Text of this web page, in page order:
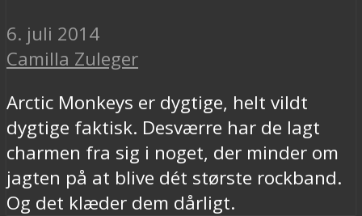
6. juli 2014
Camilla Zuleger
Arctic Monkeys er dygtige, helt vildt
dygtige faktisk. Desværre har de lagt
charmen fra sig i noget, der minder om
jagten på at blive dét største rockband.
Og det klæder dem dårligt.